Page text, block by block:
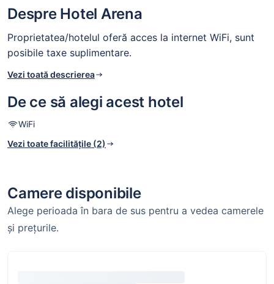
Despre Hotel Arena
Proprietatea/hotelul oferă acces la internet WiFi, sunt
posibile taxe suplimentare.
Vezi toată descrierea
De ce să alegi acest hotel
WiFi
Vezi toate facilitățile (2)
Camere disponibile
Alege perioada în bara de sus pentru a vedea camerele
și prețurile.